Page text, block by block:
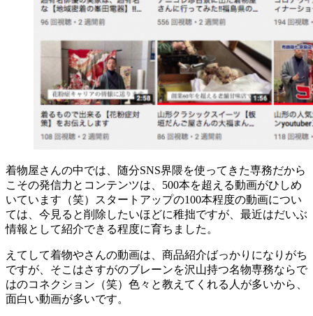
着物屋さんの中では、随分SNS界隈を使ってきた専務だから
こその発信力とコンテンツは、500本を超える動画がひしめ
いています（笑）スタートアップの100本程度の動画につい
ては、今見ると削除したいほどに稚拙ですが、最近はだいぶ
情報として紹介できる程度に育ちました。
えてして着物やさんの動画は、商品紹介ばっかりになりがち
ですが、そこはさすがのブレーンを沢山持つ名物専務ならで
はのコネクション（笑）色々と教えてくれる人が多いから、
面白い動画が多いです。